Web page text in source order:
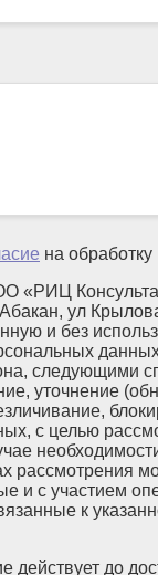
на
«РИЦ
Абакан, ул
и без
следующими
уточнение
с целью
рассмотрения
и с участием
к
действует до